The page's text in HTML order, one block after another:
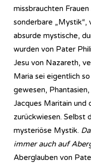
missbrauchten
sonderbare „Mystik“,
absurde mystische,
wurden von Pater
Jesu von Nazareth,
Maria sei eigentlich
gewesen,
Jacques Maritain und
zurückwiesen. Selbst
mysteriöse Mystik.
immer auch auf
Aberglauben von